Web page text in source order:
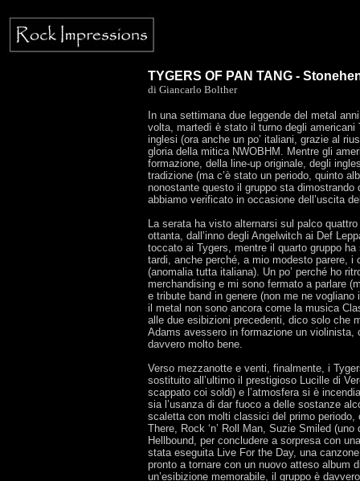
TYGERS OF PAN TANG -
di Giancarlo Bolther
In una settimana due leggende del metal
volta, martedì è stato il turno degli americani
inglesi (ora anche un po’ italiani, grazie al
gloria della mitica NWOBHM. Mentre gli
formazione, della line-up originale, degli
tradizione (ma c’è stato un periodo, quinto
nonostante questo il gruppo sta
abbiamo verificato in occasione dell’uscita
La serata ha visto alternarsi sul palco
ottanta, dall’inno degli Angelwitch ai Def
toccato ai Tygers, mentre il quarto gruppo
tardi, anche perché, a mio modesto parere,
(anomalia tutta italiana). Un po’ perché ho
merchandising e mi sono fermato a parlare
e tribute band in genere (non me ne
il metal non sono ancora come la musica
alle due esibizioni precedenti, dico solo che
Adams avessero in formazione un
davvero molto bene.
Verso mezzanotte e venti, finalmente, i
sostituito all’ultimo il prestigioso Lucille di
scappato coi soldi) e l’atmosfera si è
sia l’usanza di dar fuoco a delle sostanze
scaletta con molti classici del primo periodo,
There, Rock ‘n’ Roll Man, Suzie Smiled
Hellbound, per concludere a sorpresa con
stata eseguita Live For the Day, una
pronto a tornare con un nuovo atteso album
un’esibizione memorabile, il gruppo è